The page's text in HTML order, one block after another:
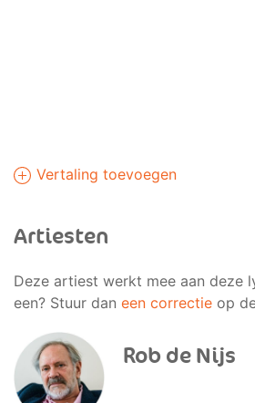
Vertaling toevoegen
Artiesten
Deze artiest werkt mee aan deze
een? Stuur dan een correctie op
Rob de Nijs